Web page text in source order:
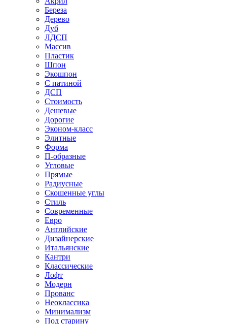
Береза
Дерево
Дуб
ЛДСП
Массив
Пластик
Шпон
Экошпон
С патиной
ДСП
Стоимость
Дешевые
Дорогие
Эконом-класс
Элитные
Форма
П-образные
Угловые
Прямые
Радиусные
Скошенные углы
Стиль
Современные
Евро
Английские
Дизайнерские
Итальянские
Кантри
Классические
Лофт
Модерн
Прованс
Неоклассика
Минимализм
Под старину